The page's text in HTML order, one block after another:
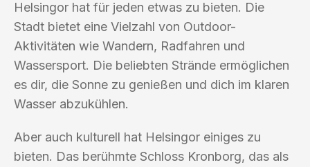
Helsingor hat für jeden etwas zu bieten. Die
Stadt bietet eine Vielzahl von Outdoor-
Aktivitäten wie Wandern, Radfahren und
Wassersport. Die beliebten Strände ermöglichen
es dir, die Sonne zu genießen und dich im klaren
Wasser abzukühlen.
Aber auch kulturell hat Helsingor einiges zu
bieten. Das berühmte Schloss Kronborg, das als